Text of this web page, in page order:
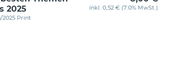
2025
2025 Print
inkl. 0,52 € (7.0% MwSt.)